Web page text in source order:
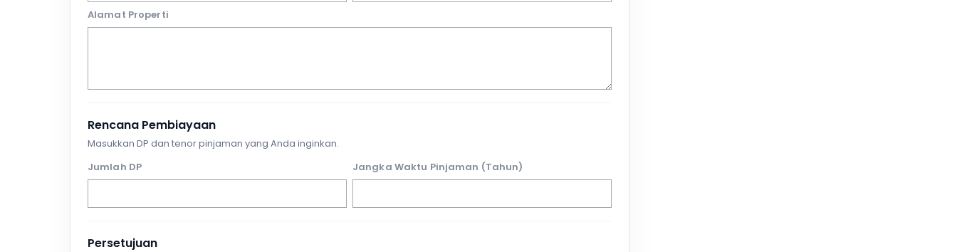
Alamat Properti
Rencana Pembiayaan
Masukkan DP dan tenor pinjaman yang Anda inginkan.
Jumlah DP
Jangka Waktu Pinjaman (Tahun)
Persetujuan